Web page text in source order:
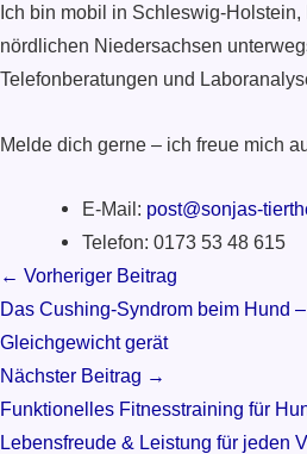
Ich bin mobil in Schleswig-
nördlichen Niedersachsen
Telefonberatungen und
Melde dich gerne – ich freue mich
E-Mail: post@sonjas-
Telefon: 0173 53 48 615
← Vorheriger Beitrag
Das Cushing-Syndrom beim Hund
Gleichgewicht gerät
Nächster Beitrag →
Funktionelles Fitnesstraining für
Lebensfreude & Leistung für jeden